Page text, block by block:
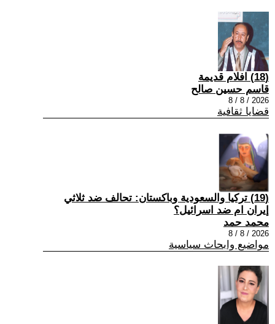
(18) افلام قديمة
قاسم حسين صالح
2026 / 8 / 8
قضايا ثقافية
(19) تركيا والسعودية وباكستان: تحالف ضد ثلاثي
إيران ام ضد اسرائيل؟
محمد حمد
2026 / 8 / 8
مواضيع وابحاث سياسية